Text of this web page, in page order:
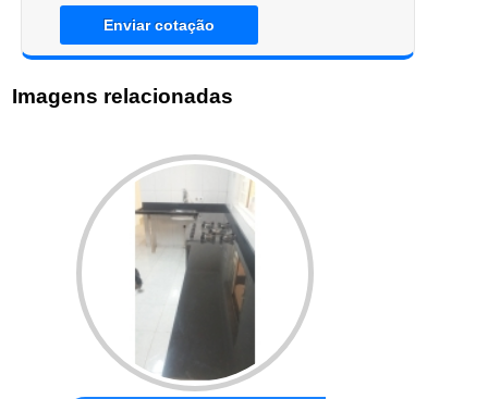
Enviar cotação
Imagens relacionadas